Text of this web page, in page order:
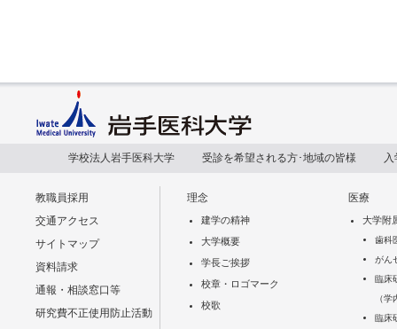
学校法人岩手医科大学 受診を希望される方･地域の皆様
教職員採用
交通アクセス
サイトマップ
資料請求
通報・相談窓口等
研究費不正使用防止活動
理念
建学の精神
大学概要
学長ご挨拶
校章・ロゴマーク
校歌
医療
大学附
歯科
がん
臨床
（
臨床